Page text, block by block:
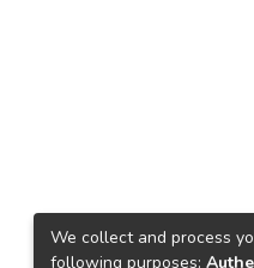
We collect and process
following purposes: